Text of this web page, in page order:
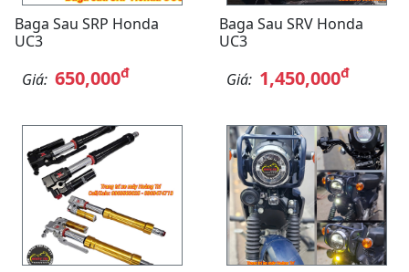
Baga Sau SRP Honda
UC3
Giá: 650,000đ
Baga Sau SRV Honda
UC3
Giá: 1,450,000đ